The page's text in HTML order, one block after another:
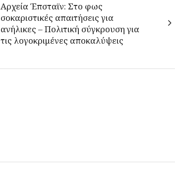
Αρχεία Έπσταϊν: Στο φως
σοκαριστικές απαιτήσεις για
ανήλικες – Πολιτική σύγκρουση για
τις λογοκριμένες αποκαλύψεις